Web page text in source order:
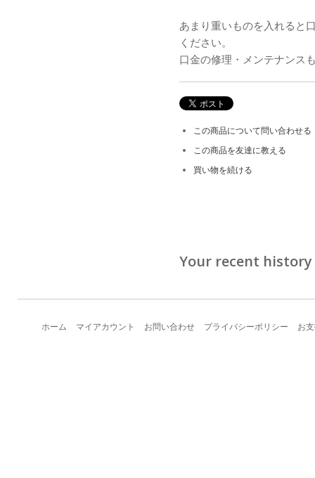
あまり重いものを入れると
ください。
口金の修理・メンテナンス
この商品について問い合わせる
この商品を友達に教える
買い物を続ける
Your recent history
ホーム マイアカウント お問い合わせ プライバシーポリシー お